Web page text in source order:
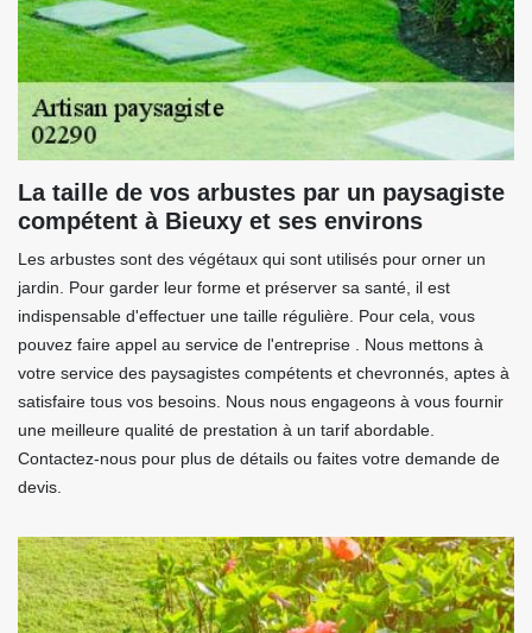
La taille de vos arbustes par un paysagiste
compétent à Bieuxy et ses environs
Les arbustes sont des végétaux qui sont utilisés pour orner un
jardin. Pour garder leur forme et préserver sa santé, il est
indispensable d'effectuer une taille régulière. Pour cela, vous
pouvez faire appel au service de l'entreprise . Nous mettons à
votre service des paysagistes compétents et chevronnés, aptes à
satisfaire tous vos besoins. Nous nous engageons à vous fournir
une meilleure qualité de prestation à un tarif abordable.
Contactez-nous pour plus de détails ou faites votre demande de
devis.